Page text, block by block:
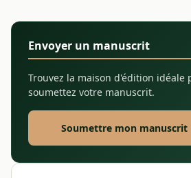
Envoyer un manuscrit
Trouvez la maison d'édition idéale
soumettez votre manuscrit.
Soumettre mon manuscrit